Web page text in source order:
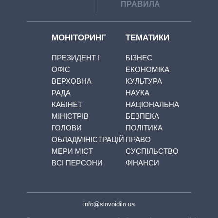
ПРАВИЛА
МОНІТОРИНГ
ПРЕЗИДЕНТ І
ОФІС
ВЕРХОВНА
РАДА
КАБІНЕТ
МІНІСТРІВ
ГОЛОВИ
ОБЛАДМІНІСТРАЦІЙ
МЕРИ МІСТ
ВСІ ПЕРСОНИ
ТЕМАТИКИ
БІЗНЕС
ЕКОНОМІКА
КУЛЬТУРА
НАУКА
НАЦІОНАЛЬНА
БЕЗПЕКА
ПОЛІТИКА
ПРАВО
СУСПІЛЬСТВО
ФІНАНСИ
info@slovoidilo.ua